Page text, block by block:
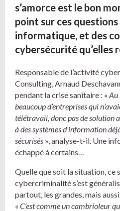
s’amorce est le bon
point sur ces
informatique, et des
cybersécurité qu’elles
Responsable de l’activité
Consulting, Arnaud
pendant la crise sanitaire : « Au
beaucoup d’entreprises qui
télétravail, donc pas de solution
à des systèmes d’information
sécurisés », analyse-t-il. Une
échappé à certains…
Quelle que soit la situation, ce
cybercriminalité s’est
partout, les grandes, mais
« C’est comme un cambrioleur